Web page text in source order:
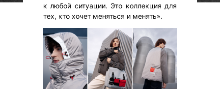
к любой ситуации. Это коллекция для
тех, кто хочет меняться и менять».